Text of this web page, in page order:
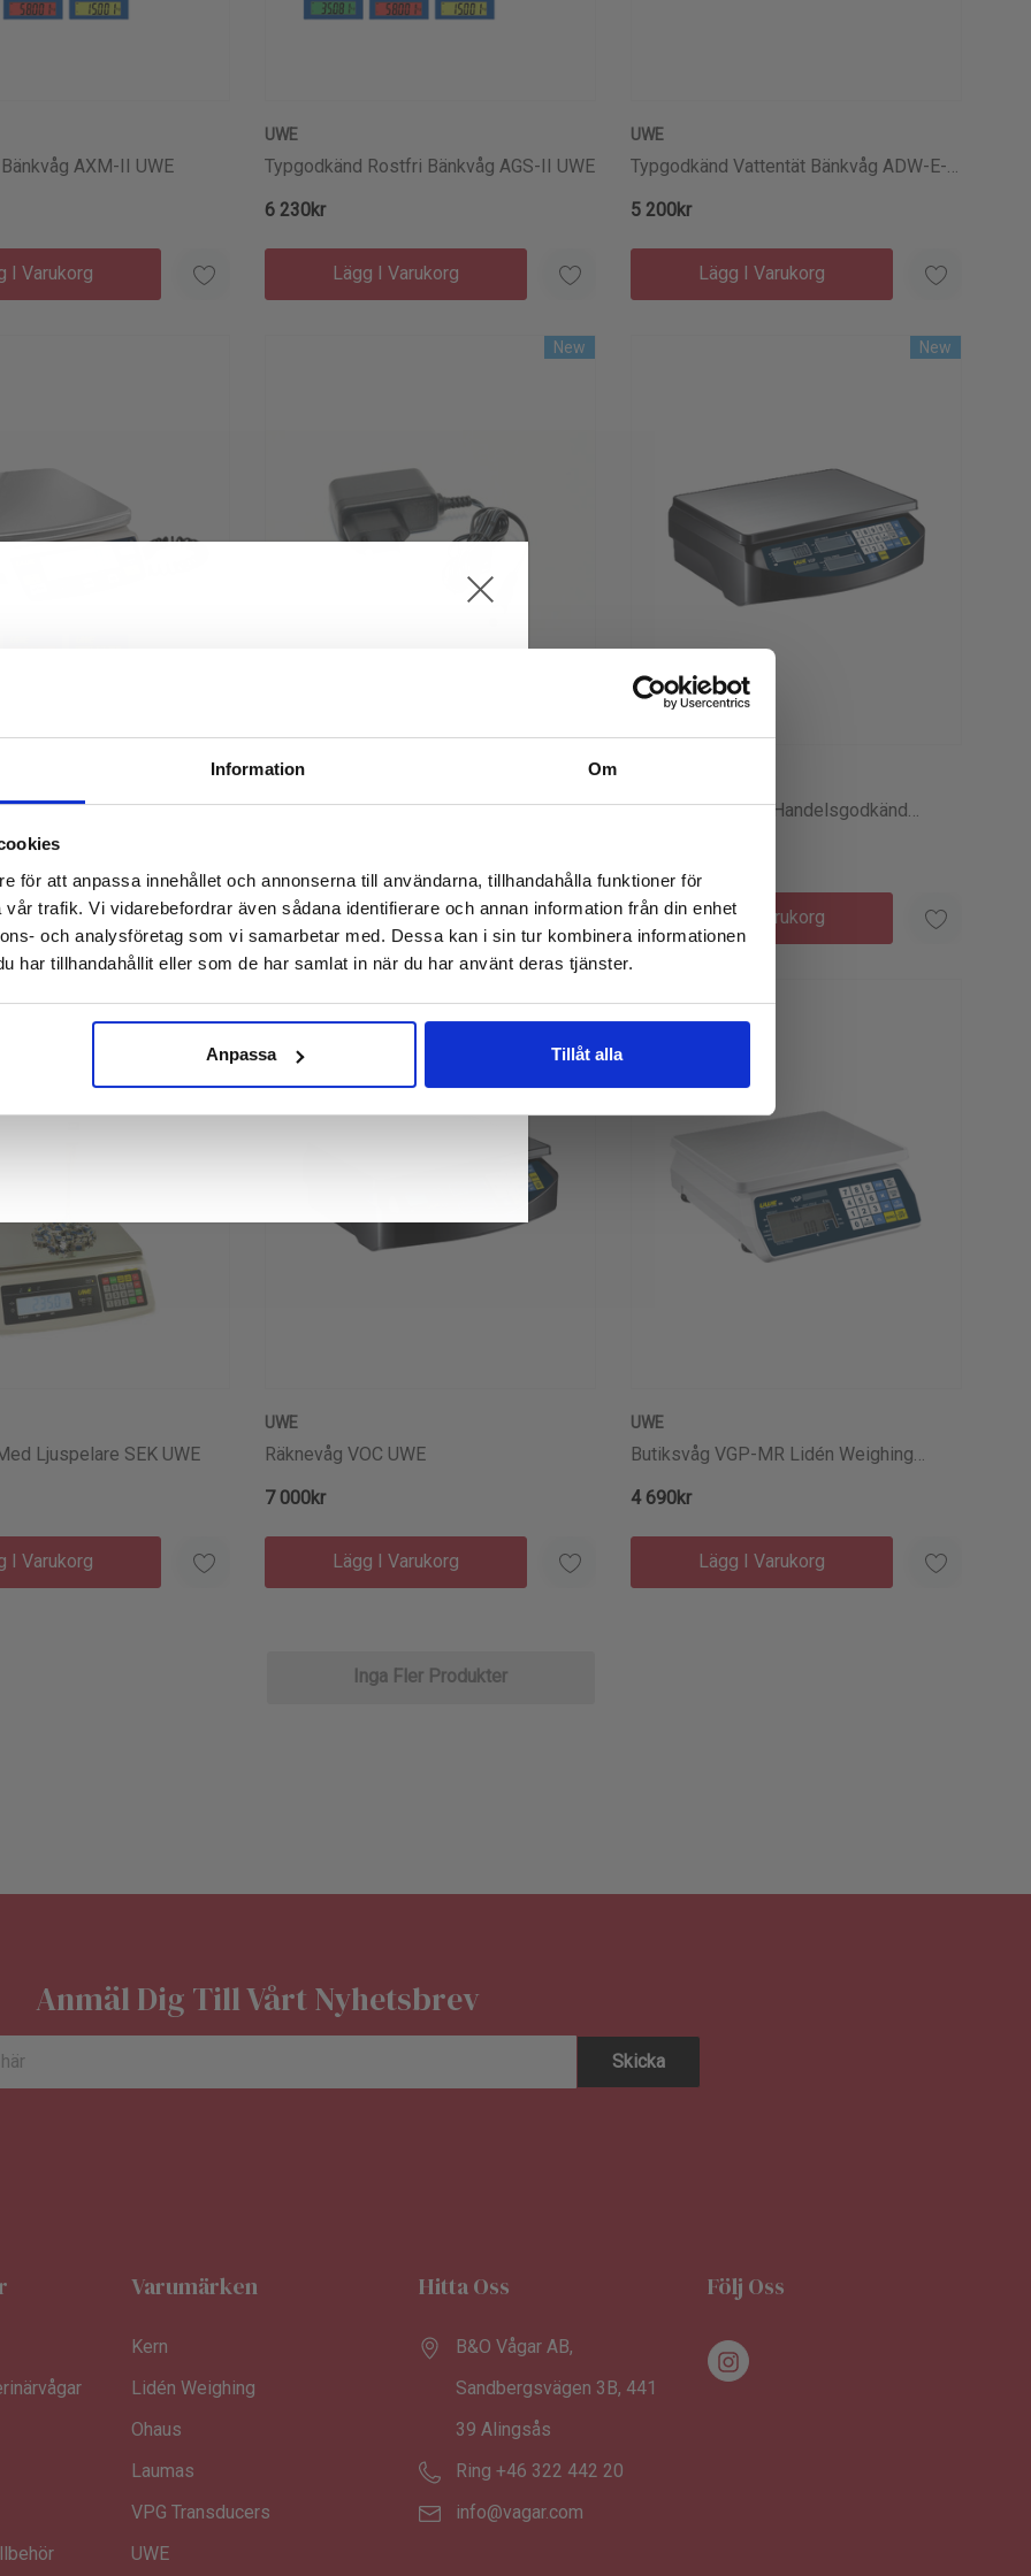
Information Om
för att anpassa innehållet och annonserna till användarna, tillhandahålla funktioner för
trafik. Vi vidarebefordrar även sådana identifierare och annan information från din enhet
och analysföretag som vi samarbetar med. Dessa kan i sin tur kombinera informationen
har tillhandahållit eller som de har samlat in när du har använt deras tjänster.
Anpassa Tillåt alla
AXM-II UWE
I Varukorg
UWE
Typgodkänd Rostfri Bänkvåg AGS-II UWE
6 230kr
Lägg I Varukorg
UWE
Typgodkänd Vattentät Bänkvåg ADW-E-II
UWE
5 200kr
Lägg I Varukorg
APM-II UWE
I Varukorg
New
UWE
Adapter Till UWE Vågar
Lägg Till I Kundvagn
New
Butiksvåg VOP – Handelsgodkänd
Lägg I Varukorg
Ljuspelare SEK UWE
I Varukorg
UWE
Räknevåg VOC UWE
7 000kr
Lägg I Varukorg
UWE
Butiksvåg VGP-MR Lidén Weighing
Godkänd För Handel (15kg/5g)
4 690kr
Lägg I Varukorg
Inga Fler Produkter
Anmäl Dig Till Vårt Nyhetsbrev
Varumärken
Kern
Lidén Weighing
Ohaus
Laumas
VPG Transducers
UWE
Hitta Oss
B&O Vågar AB,
Sandbergsvägen 3B, 441
39 Alingsås
Ring +46 322 442 20
info@vagar.com
Följ Oss
Få 10% rabatt på första köpet
och tillgång till de senaste nyheterna
post:
Nej, tack